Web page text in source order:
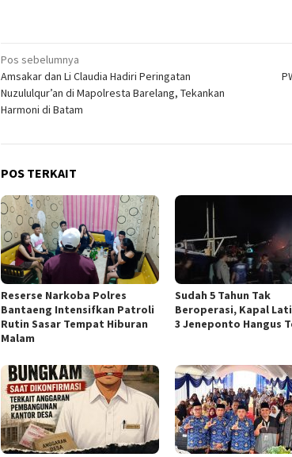
Navigasi
pos
Pos sebelumnya
Amsakar dan Li Claudia Hadiri Peringatan
Nuzululqur’an di Mapolresta Barelang, Tekankan
Harmoni di Batam
POS TERKAIT
Reserse Narkoba Polres
Bantaeng Intensifkan Patroli
Rutin Sasar Tempat Hiburan
Malam
Sudah 5 Tahun Tak
Beroperasi, Kapal
3 Jeneponto Hangus